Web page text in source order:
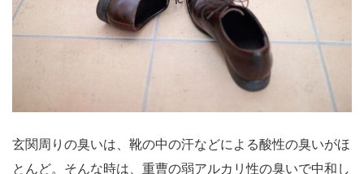
玄関周りの臭いは、靴の中の汗などによる酸性の臭いがほ
とんど。そんな時は、重曹の弱アルカリ性の臭いで中和し